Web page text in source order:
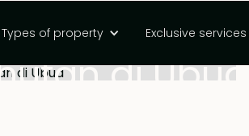
Types of property Exclusive services
dengan
di Ubud